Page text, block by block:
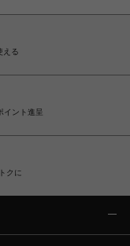
える
イント進呈
クに